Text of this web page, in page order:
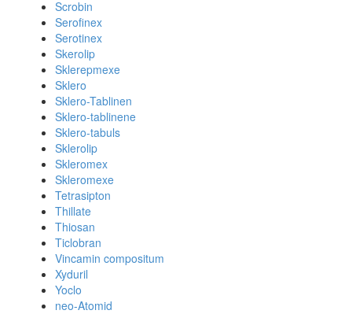
Scrobin
Serofinex
Serotinex
Skerolip
Sklerepmexe
Sklero
Sklero-Tablinen
Sklero-tablinene
Sklero-tabuls
Sklerolip
Skleromex
Skleromexe
Tetrasipton
Thillate
Thiosan
Ticlobran
Vincamin compositum
Xyduril
Yoclo
neo-Atomid